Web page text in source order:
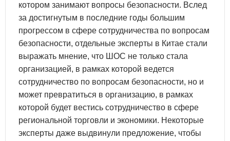
котором занимают вопросы безопасности. Вслед
за достигнутым в последние годы большим
прогрессом в сфере сотрудничества по вопросам
безопасности, отдельные эксперты в Китае стали
выражать мнение, что ШОС не только стала
организацией, в рамках которой ведется
сотрудничество по вопросам безопасности, но и
может превратиться в организацию, в рамках
которой будет вестись сотрудничество в сфере
региональной торговли и экономики. Некоторые
эксперты даже выдвинули предложение, чтобы